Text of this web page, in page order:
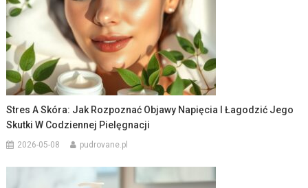
Stres A Skóra: Jak Rozpoznać Objawy Napięcia I Łagodzić Jego
Skutki W Codziennej Pielęgnacji
2026-05-08 pudrovane.pl